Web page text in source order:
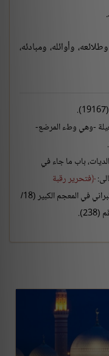
وأوائله، ومبادئه،
-وهي وطء المرضع-
باب ما جاء في
فتحرير رقبة
(8/ 116)، رقم (16202)، والطبراني في المعجم الكبير (18/